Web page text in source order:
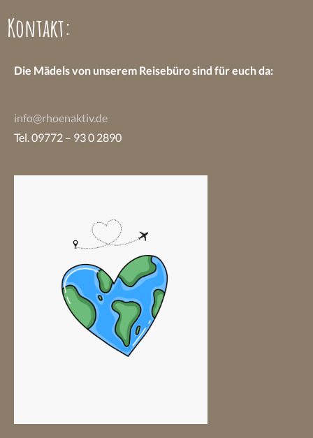
Kontakt:
Die Mädels von unserem Reisebüro sind für euch da:
info@rhoenaktiv.de
Tel. 09772 – 93 0 2890